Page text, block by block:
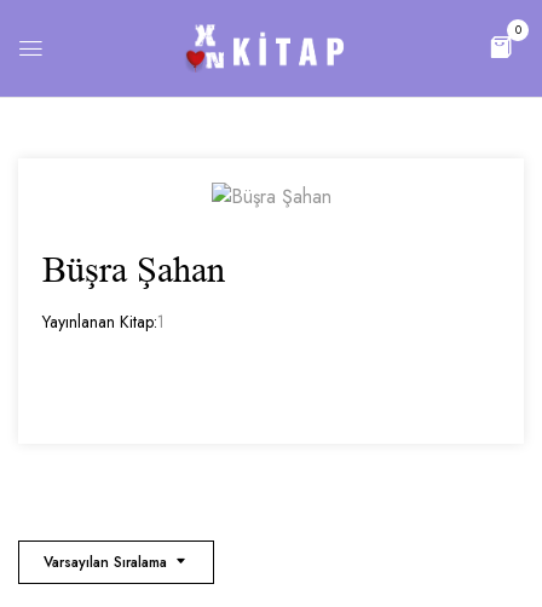
0
Büşra Şahan
Yayınlanan Kitap:1
Varsayılan Sıralama